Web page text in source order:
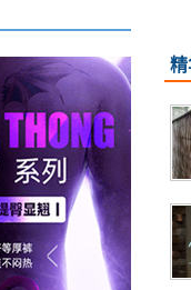
精